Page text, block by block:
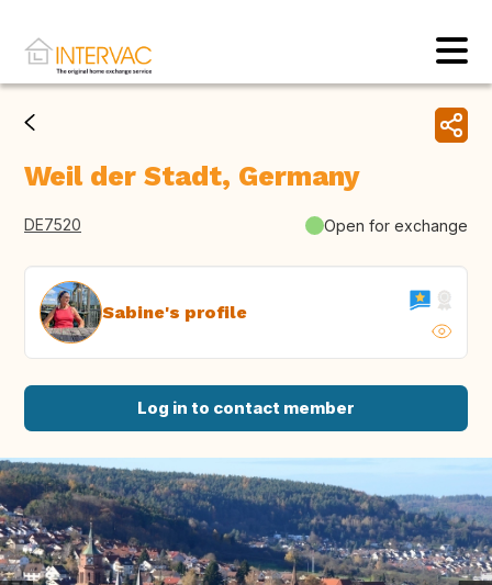
Weil der Stadt, Germany
DE7520 Open for exchange
Sabine's profile
Log in to contact member